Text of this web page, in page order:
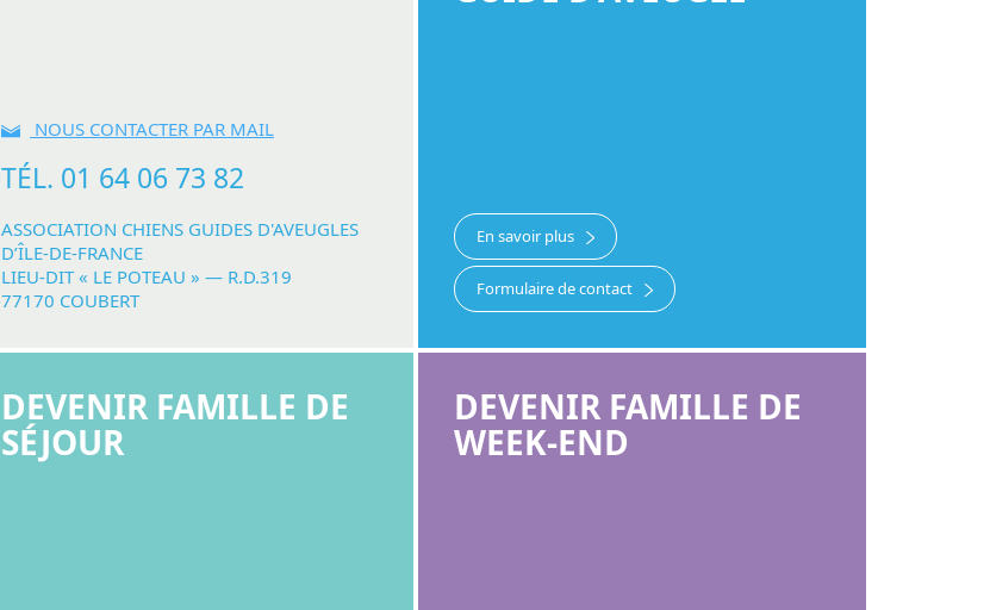
NOUS CONTACTER PAR MAIL
TÉL. 01 64 06 73 82
ASSOCIATION CHIENS GUIDES D'AVEUGLES
D’ÎLE-DE-FRANCE
LIEU-DIT « LE POTEAU » — R.D.319
77170 COUBERT
En savoir plus
Formulaire de contact
DEVENIR FAMILLE DE
SÉJOUR
DEVENIR FAMILLE DE
WEEK-END